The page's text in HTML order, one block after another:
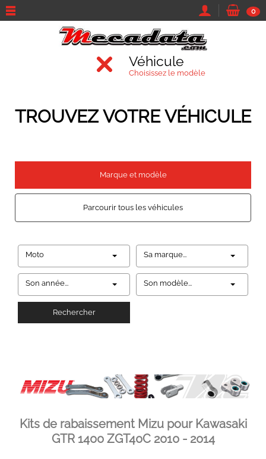
0
Véhicule
Choisissez le modèle
TROUVEZ VOTRE VÉHICULE
Marque et modèle
Parcourir tous les véhicules
Moto Sa marque...
Son année... Son modèle...
Rechercher
Kits de rabaissement Mizu pour Kawasaki
GTR 1400 ZGT40C 2010 - 2014